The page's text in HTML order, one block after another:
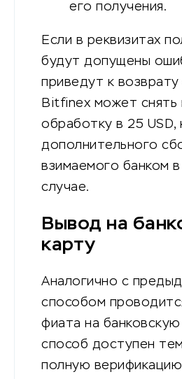
его получения.
Если в реквизитах
будут допущены
приведут к
Bitfinex может снять
обработку в 25 USD,
дополнительного
взимаемого банком
случае.
Вывод на
карту
Аналогично с
способом
фиата на
способ доступен
полную